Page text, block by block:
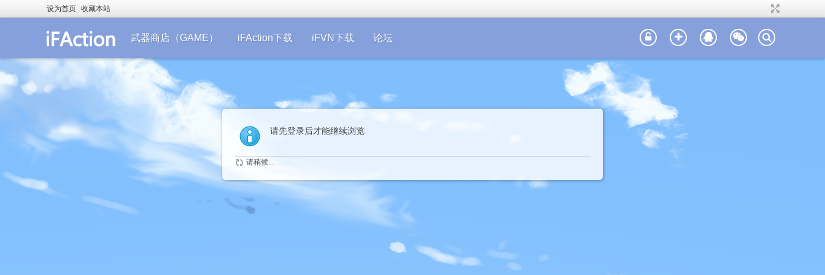
设为首页 收藏本站
武器商店（GAME） iFAction下载 iFVN下载 论坛
请先登录后才能继续浏览
请稍候...